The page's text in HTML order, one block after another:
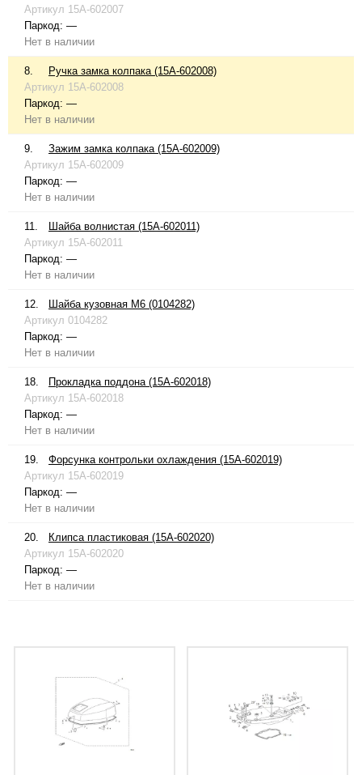
Артикул 15A-602007
Паркод: —
Нет в наличии
8.
Ручка замка колпака (15A-602008)
Артикул 15A-602008
Паркод: —
Нет в наличии
9.
Зажим замка колпака (15A-602009)
Артикул 15A-602009
Паркод: —
Нет в наличии
11.
Шайба волнистая (15A-602011)
Артикул 15A-602011
Паркод: —
Нет в наличии
12.
Шайба кузовная М6 (0104282)
Артикул 0104282
Паркод: —
Нет в наличии
18.
Прокладка поддона (15A-602018)
Артикул 15A-602018
Паркод: —
Нет в наличии
19.
Форсунка контрольки охлаждения (15A-602019)
Артикул 15A-602019
Паркод: —
Нет в наличии
20.
Клипса пластиковая (15A-602020)
Артикул 15A-602020
Паркод: —
Нет в наличии